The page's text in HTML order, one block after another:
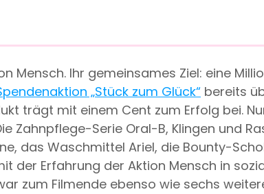
Mensch. Ihr gemeinsames Ziel: eine
„Stück zum Glück“ bereits
trägt mit einem Cent zum Erfolg bei.
Zahnpflege-Serie Oral-B, Klingen und
das Waschmittel Ariel, die Bounty-
der Erfahrung der Aktion Mensch in
zum Filmende ebenso wie sechs